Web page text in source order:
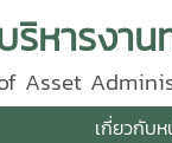
ริหารงา
Asset
เกี่ยวกับ